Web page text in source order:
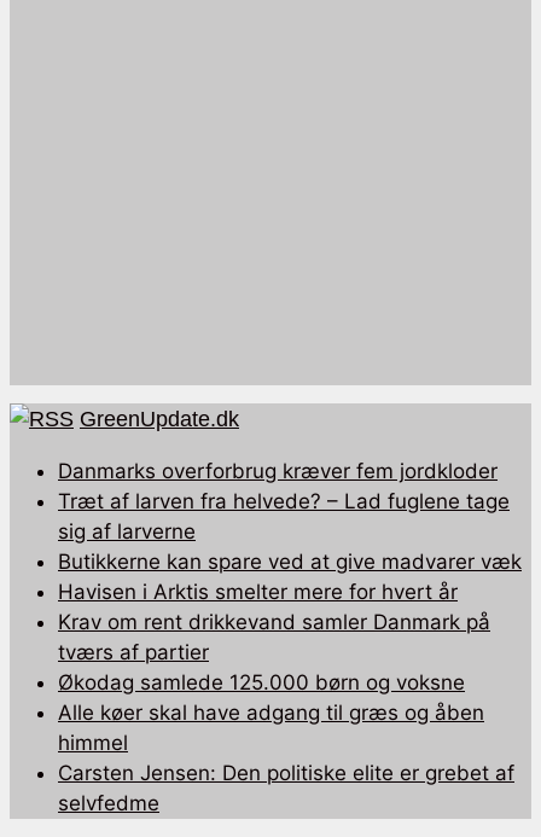
GreenUpdate.dk
Danmarks overforbrug kræver fem jordkloder
Træt af larven fra helvede? – Lad fuglene tage
sig af larverne
Butikkerne kan spare ved at give madvarer væk
Havisen i Arktis smelter mere for hvert år
Krav om rent drikkevand samler Danmark på
tværs af partier
Økodag samlede 125.000 børn og voksne
Alle køer skal have adgang til græs og åben
himmel
Carsten Jensen: Den politiske elite er grebet af
selvfedme